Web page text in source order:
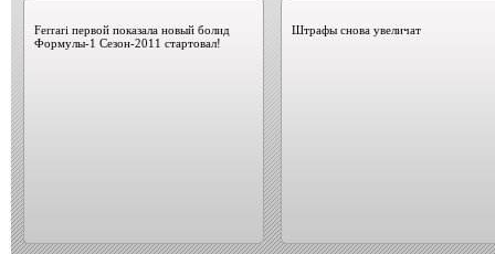
Ferrari первой показала новый болид
Формулы-1 Сезон-2011 стартовал!
Штрафы снова увеличат